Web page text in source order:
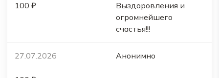
100 ₽
Выздоровления и
огромнейшего
счастья!!!
27.07.2026 Анонимно